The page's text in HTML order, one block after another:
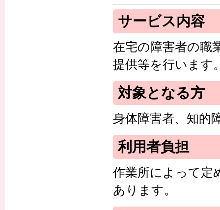
サービス内容
在宅の障害者の職
提供等を行います
対象となる方
身体障害者、知的
利用者負担
作業所によって定
あります。